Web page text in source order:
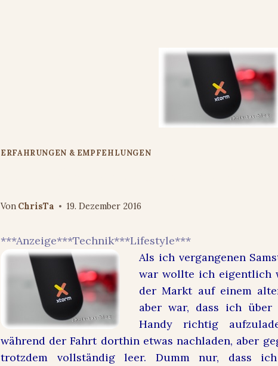
ERFAHRUNGEN & EMPFEHLUNGEN
Von ChrisTa 19. Dezember 2016
***Anzeige***Technik***Lifestyle***
Als ich vergangenen
war wollte ich eigentlich
der Markt auf einem
aber war, dass ich über
Handy richtig
während der Fahrt dorthin etwas nachladen, aber
trotzdem vollständig leer. Dumm nur, dass